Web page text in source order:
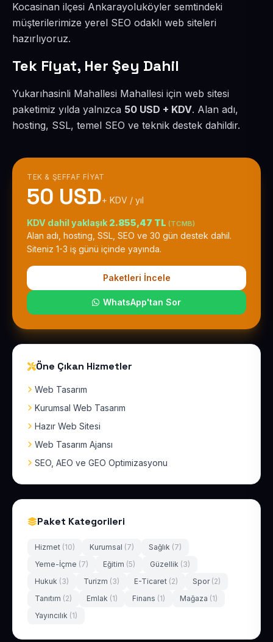
Kocasinan ilçesi Ankarayoluköyler semtindeki
müşterilerimize yerel SEO odaklı web siteleri
hazırlıyoruz.
Tek Fiyat, Her Şey Dahil
Yukarıhasinli Mahallesi Mahallesi için web sitesi
paketimiz yılda yalnızca 50 USD + KDV. Alan adı,
hosting, SSL, temel SEO ve teknik destek dahildir.
TEK & ŞEFFAF FIYAT
50 USD+ KDV / yıl
KDV dahil yaklaşık 2.855,47 TL (TCMB)
Alan adı, hosting, SSL, SEO ve 30 gün destek dahil.
Siteniz 1-3 iş günü içinde yayında.
Paketleri İncele
WhatsApp'tan Sor
Öne Çıkan Hizmetler
Web Tasarım
Kurumsal Web Tasarım
Hazır Web Sitesi
Web Tasarım Ajansı
SEO, AEO ve GEO Optimizasyonu
Paket Kategorileri
Hizmet (10) Kurumsal (7) Sağlık (7)
Yeme-İçme (7) Eğitim (5) Güzellik (3)
Hukuk (3) Turizm (3) E-Ticaret (2) Spor (2)
Tanıtım (2) Emlak (1) Finans (1) Mağaza (1)
Yayıncılık (1)